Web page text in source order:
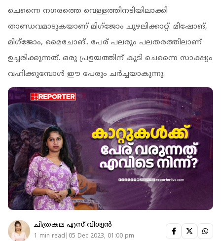
ചെന്നൈ നഗരത്തെ വെള്ളത്തിനടിയിലാക്കി
താണ്ഡവമാടുകയാണ് മിഗ്ജോം ചുഴലിക്കാറ്റ്. മിഷോങ്,
മിഗ്ജോം, മൈചോങ്.. പേര് പലരും പലതരത്തിലാണ്
ഉച്ചരിക്കുന്നത്. ഒരു പ്രളയത്തിന് കൂടി ചെന്നൈ സാക്ഷ്യം
വഹിക്കുമ്പോൾ ഈ പേരും ചർച്ചയാകുന്നു.
ചിത്രകല എസ് വിശ്വന്‍
1 min read|05 Dec 2023, 01:00 pm